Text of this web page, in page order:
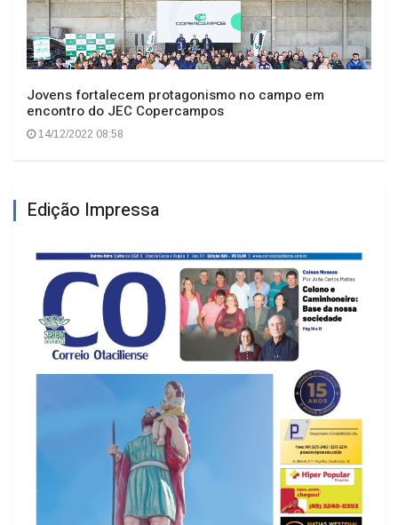
Jovens fortalecem protagonismo no campo em
encontro do JEC Copercampos
14/12/2022 08:58
Edição Impressa